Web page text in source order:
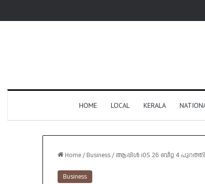
HOME LOCAL KERALA
Home/ Business/ ആപ്പിൾ iOS 26 ബീറ്റ 4
Business